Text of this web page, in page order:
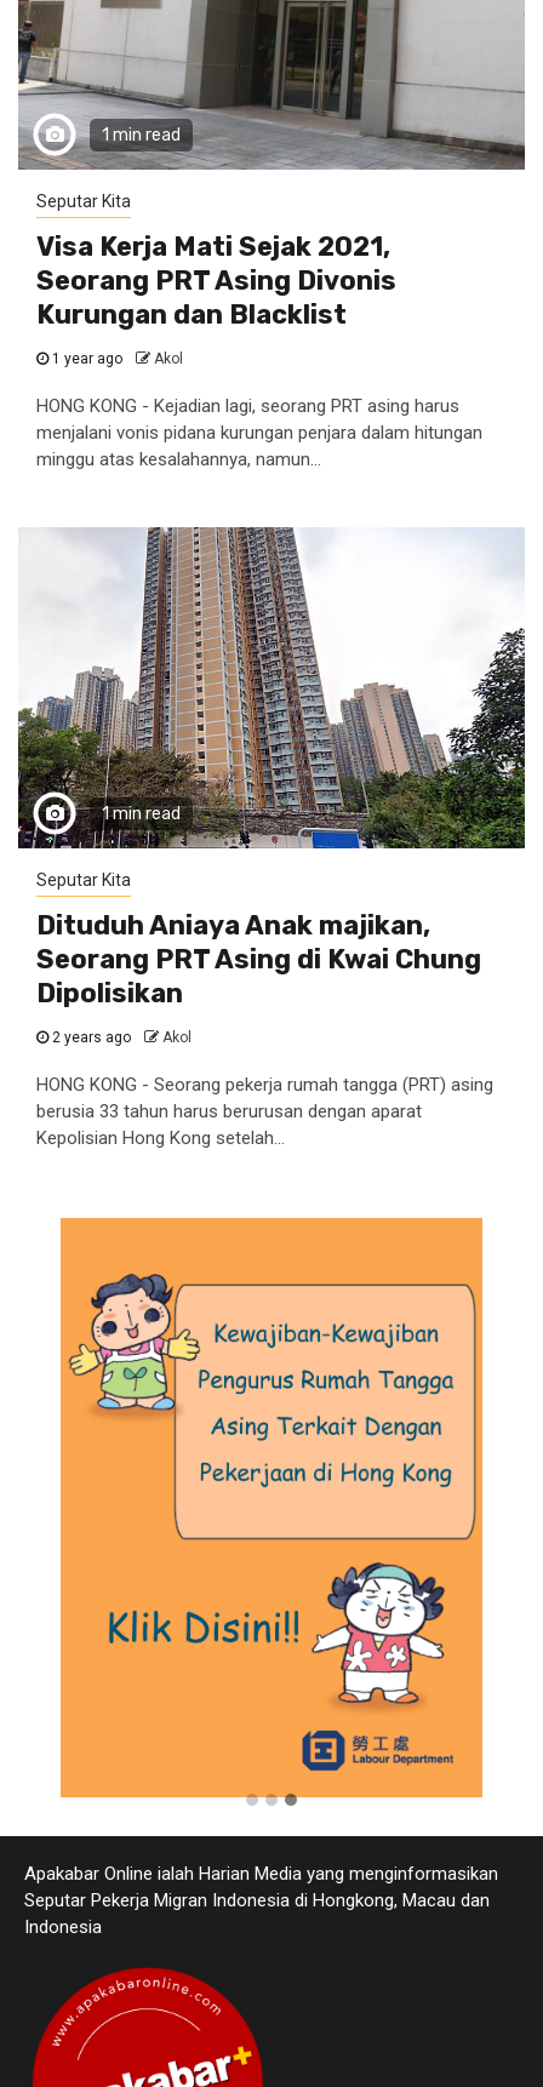
1 min read
Seputar Kita
Visa Kerja Mati Sejak 2021,
Seorang PRT Asing Divonis
Kurungan dan Blacklist
1 year ago Akol
HONG KONG - Kejadian lagi, seorang PRT asing harus
menjalani vonis pidana kurungan penjara dalam hitungan
minggu atas kesalahannya, namun...
1 min read
Seputar Kita
Dituduh Aniaya Anak majikan,
Seorang PRT Asing di Kwai Chung
Dipolisikan
2 years ago Akol
HONG KONG - Seorang pekerja rumah tangga (PRT) asing
berusia 33 tahun harus berurusan dengan aparat
Kepolisian Hong Kong setelah...
Apakabar Online ialah Harian Media yang menginformasikan
Seputar Pekerja Migran Indonesia di Hongkong, Macau dan
Indonesia